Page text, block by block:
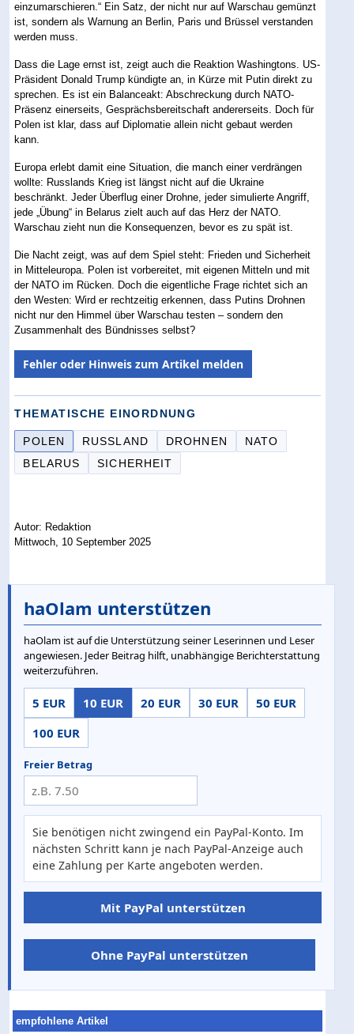
einzumarschieren.“ Ein Satz, der nicht nur auf Warschau gemünzt
ist, sondern als Warnung an Berlin, Paris und Brüssel verstanden
werden muss.
Dass die Lage ernst ist, zeigt auch die Reaktion Washingtons. US-
Präsident Donald Trump kündigte an, in Kürze mit Putin direkt zu
sprechen. Es ist ein Balanceakt: Abschreckung durch NATO-
Präsenz einerseits, Gesprächsbereitschaft andererseits. Doch für
Polen ist klar, dass auf Diplomatie allein nicht gebaut werden
kann.
Europa erlebt damit eine Situation, die manch einer verdrängen
wollte: Russlands Krieg ist längst nicht auf die Ukraine
beschränkt. Jeder Überflug einer Drohne, jeder simulierte Angriff,
jede „Übung“ in Belarus zielt auch auf das Herz der NATO.
Warschau zieht nun die Konsequenzen, bevor es zu spät ist.
Die Nacht zeigt, was auf dem Spiel steht: Frieden und Sicherheit
in Mitteleuropa. Polen ist vorbereitet, mit eigenen Mitteln und mit
der NATO im Rücken. Doch die eigentliche Frage richtet sich an
den Westen: Wird er rechtzeitig erkennen, dass Putins Drohnen
nicht nur den Himmel über Warschau testen – sondern den
Zusammenhalt des Bündnisses selbst?
Fehler oder Hinweis zum Artikel melden
THEMATISCHE EINORDNUNG
POLEN RUSSLAND DROHNEN
NATO
BELARUS
SICHERHEIT
Autor: Redaktion
Mittwoch, 10 September 2025
haOlam unterstützen
haOlam ist auf die Unterstützung seiner Leserinnen und Leser
angewiesen. Jeder Beitrag hilft, unabhängige Berichterstattung
weiterzuführen.
5 EUR 10 EUR 20 EUR 30 EUR
50 EUR
100 EUR
Freier Betrag
Sie benötigen nicht zwingend ein PayPal-Konto. Im
nächsten Schritt kann je nach PayPal-Anzeige auch
eine Zahlung per Karte angeboten werden.
Mit PayPal unterstützen
Ohne PayPal unterstützen
empfohlene Artikel